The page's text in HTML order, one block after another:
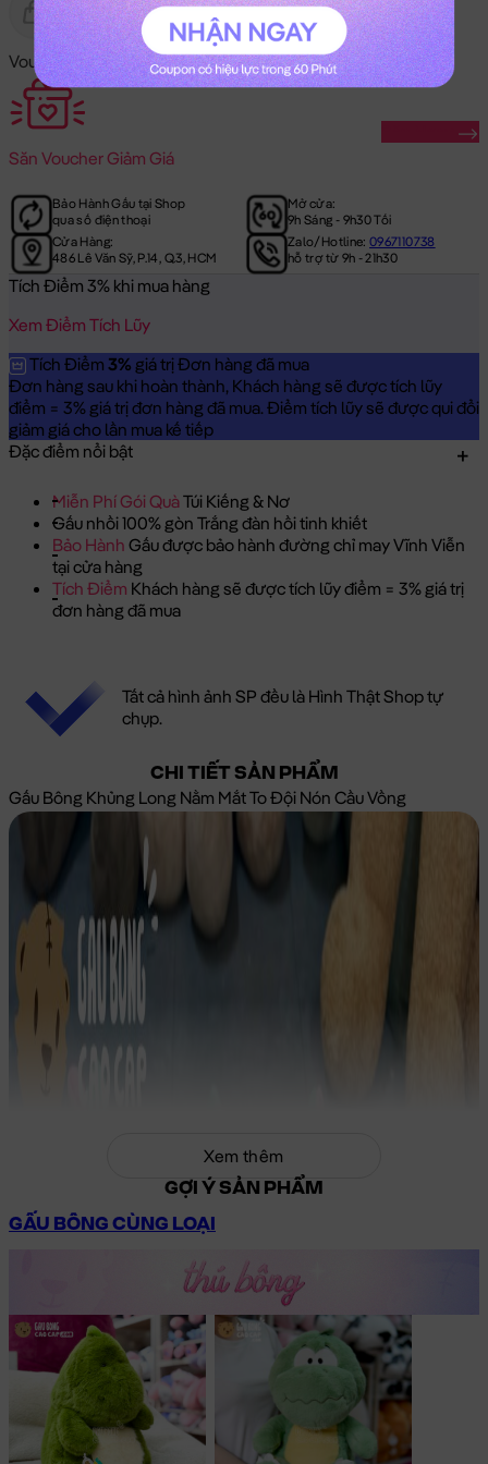
Gửi Tặng Hết Hàng
Voucher Mã Khuyến Mãi:
Săn Voucher Giảm Giá
Bảo Hành Gấu tại Shop
qua số điện thoại
Mở cửa:
9h Sáng - 9h30 Tối
Cửa Hàng:
486 Lê Văn Sỹ, P.14, Q.3, HCM
Zalo/Hotline:0967110738
hỗ trợ từ 9h - 21h30
Tích Điểm 3% khi mua hàng
Xem Điểm Tích Lũy
Tích Điểm 3% giá trị Đơn hàng đã mua
Đơn hàng sau khi hoàn thành, Khách hàng sẽ được tích lũy
điểm = 3% giá trị đơn hàng đã mua. Điểm tích lũy sẽ được qui đổi
giảm giá cho lần mua kế tiếp
Đặc điểm nổi bật
Miễn Phí Gói QuàTúi Kiếng & Nơ
Gấu nhồi 100% gòn Trắng đàn hồi tinh khiết
Bảo Hành Gấu được bảo hành đường chỉ may Vĩnh Viễn
tại cửa hàng
Tích Điểm Khách hàng sẽ được tích lũy điểm = 3% giá trị
đơn hàng đã mua
Tất cả hình ảnh SP đều là Hình Thật Shop tự
chụp.
CHI TIẾT SẢN PHẨM
Gấu Bông Khủng Long Nằm Mắt To Đội Nón Cầu Vồng
Xem thêm
GỢI Ý SẢN PHẨM
GẤU BÔNG CÙNG LOẠI